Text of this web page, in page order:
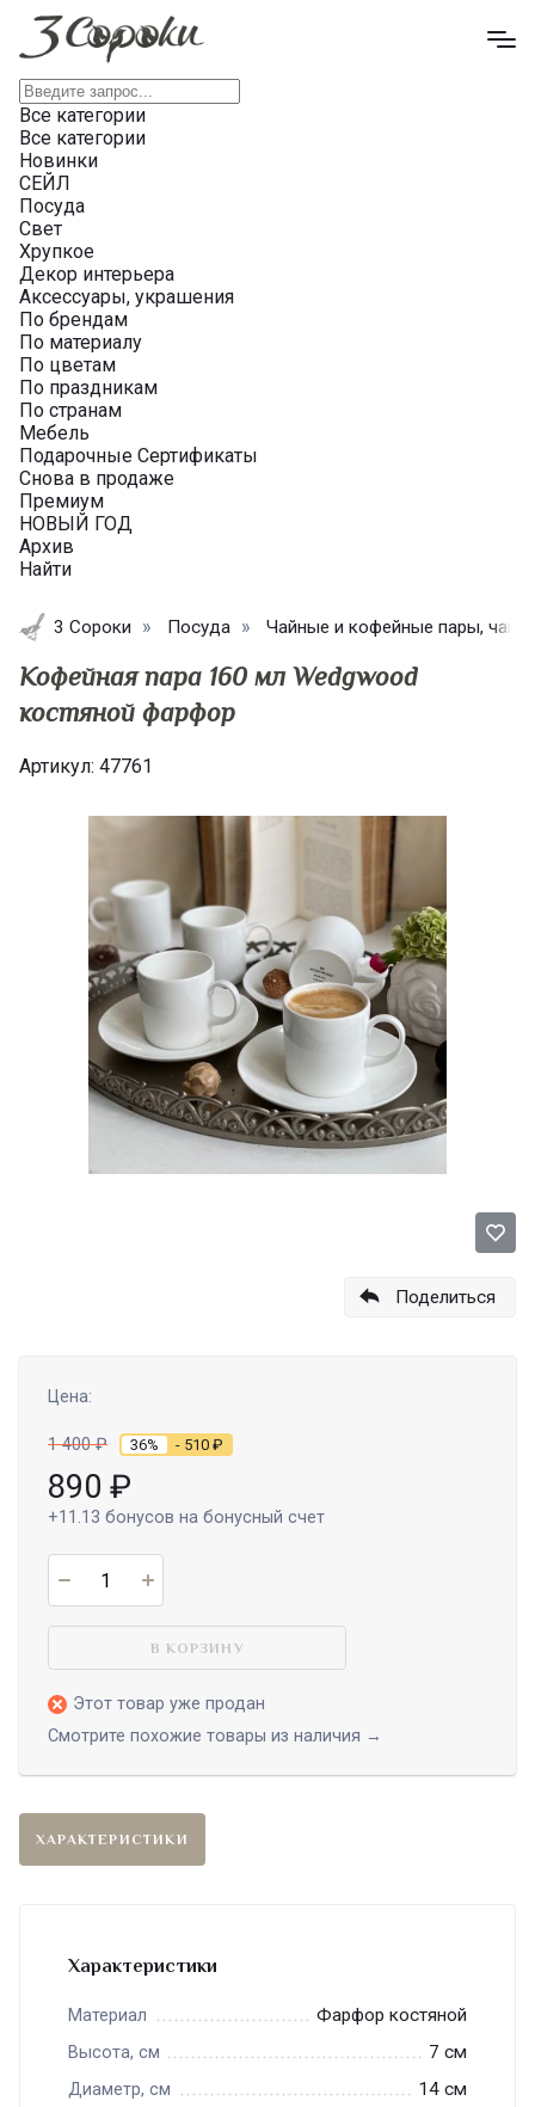
Все категории
Все категории
Новинки
СЕЙЛ
Посуда
Свет
Хрупкое
Декор интерьера
Аксессуары, украшения
По брендам
По материалу
По цветам
По праздникам
По странам
Мебель
Подарочные Сертификаты
Снова в продаже
Премиум
НОВЫЙ ГОД
Архив
Найти
3 Сороки Посуда Чайные и кофейные пары,
Кофейная пара 160 мл Wedgwood
костяной фарфор
Артикул: 47761
Поделиться
Цена:
1 400₽ 36% - 510 ₽
890 ₽
+11.13 бонусов на бонусный счет
В КОРЗИНУ
Этот товар уже продан
Смотрите похожие товары из наличия →
ХАРАКТЕРИСТИКИ
Характеристики
Материал Фарфор костяной
Высота, см 7 см
Диаметр, см 14 см